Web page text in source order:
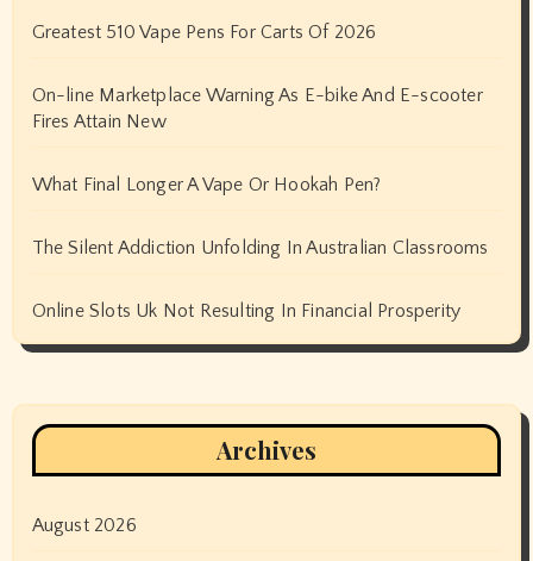
Greatest 510 Vape Pens For Carts Of 2026
On-line Marketplace Warning As E-bike And E-scooter
Fires Attain New
What Final Longer A Vape Or Hookah Pen?
The Silent Addiction Unfolding In Australian Classrooms
Online Slots Uk Not Resulting In Financial Prosperity
Archives
August 2026